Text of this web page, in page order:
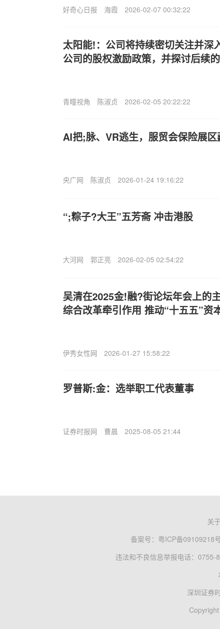
好奇心日报 海霞 2026-02-07 00:32:22
太阳能!：公司将持续密切关注并深
公司的股权激励政策，并探讨后续
青瞳视角 陈淑贞 2026-02-05 20:22:22
AI把;脉、VR逃生，服贸会保险展
央广网 陈淑贞 2026-01-24 19:16:22
“;粽子?大王”五芳斋 冲击港股
大河网 郭正亮 2026-02-05 02:54:22
吴清在2025金!融?街论坛年会上的
综合改革牵引作用 推动“十五五”资
伊秀女性网 2026-01-27 15:58:22
罗普斯:金：选举职工代表董事
证券时报网 曹晨 2025-08-05 21:44
关
备案号： 粤ICP备09109218
违法和不良信息举报电话：0755-
深圳证券